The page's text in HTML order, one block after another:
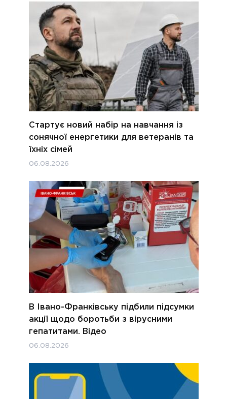
Стартує новий набір на навчання із
сонячної енергетики для ветеранів та
їхніх сімей
06.08.2026
В Івано-Франківську підбили підсумки
акції щодо боротьби з вірусними
гепатитами. Відео
06.08.2026